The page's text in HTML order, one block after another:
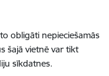
obligāti nepieciešamās
šajā vietnē var tikt
sīkdatnes.